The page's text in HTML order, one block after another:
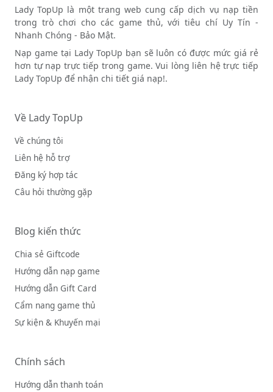
Lady TopUp là một trang web cung cấp dịch vụ nạp tiền
trong trò chơi cho các game thủ, với tiêu chí Uy Tín -
Nhanh Chóng - Bảo Mật.
Nạp game tại Lady TopUp bạn sẽ luôn có được mức giá rẻ
hơn tự nạp trực tiếp trong game. Vui lòng liên hệ trực tiếp
Lady TopUp để nhận chi tiết giá nạp!.
Về Lady TopUp
Về chúng tôi
Liên hệ hỗ trợ
Đăng ký hợp tác
Câu hỏi thường gặp
Blog kiến thức
Chia sẻ Giftcode
Hướng dẫn nạp game
Hướng dẫn Gift Card
Cẩm nang game thủ
Sự kiện & Khuyến mại
Chính sách
Hướng dẫn thanh toán